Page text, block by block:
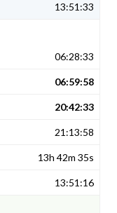
13:51:33
06:28:33
06:59:58
20:42:33
21:13:58
13h 42m 35s
13:51:16